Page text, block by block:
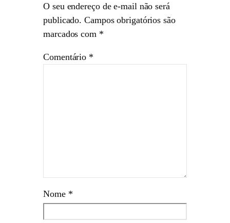
O seu endereço de e-mail não será
publicado. Campos obrigatórios são
marcados com *
Comentário *
Nome *